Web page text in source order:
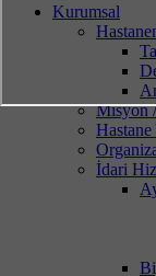
Kurumsal
Misyon
İdari